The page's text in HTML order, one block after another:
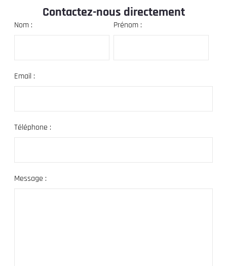
Contactez-nous directement
Nom : Prénom :
Email :
Téléphone :
Message :